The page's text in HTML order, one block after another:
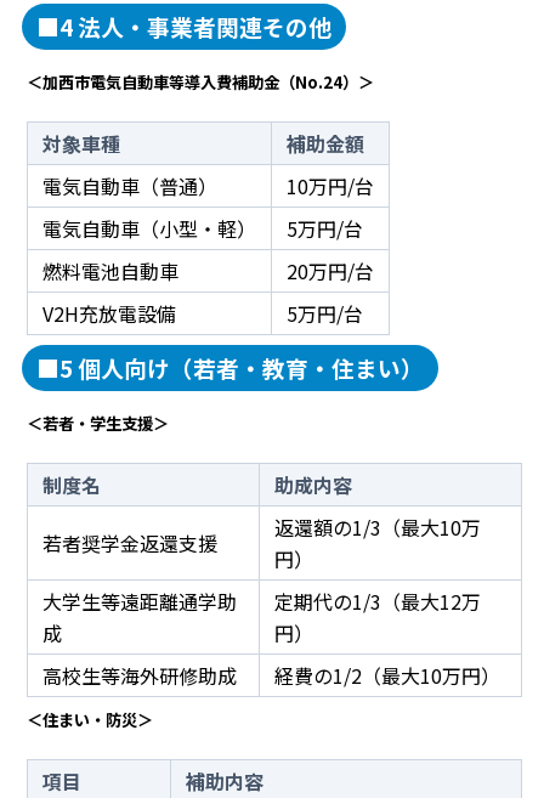
■4 法人・事業者関連その他
＜加西市電気自動車等導入費補助金（No.24）＞
対象車種
補助金額
電気自動車（普通）
10万円/台
電気自動車（小型・軽）
5万円/台
燃料電池自動車
20万円/台
V2H充放電設備
5万円/台
■5 個人向け（若者・教育・住まい）
＜若者・学生支援＞
制度名
助成内容
若者奨学金返還支援
返還額の1/3（最大10万
円）
大学生等遠距離通学助
成
定期代の1/3（最大12万
円）
高校生等海外研修助成
経費の1/2（最大10万円）
＜住まい・防災＞
項目
補助内容